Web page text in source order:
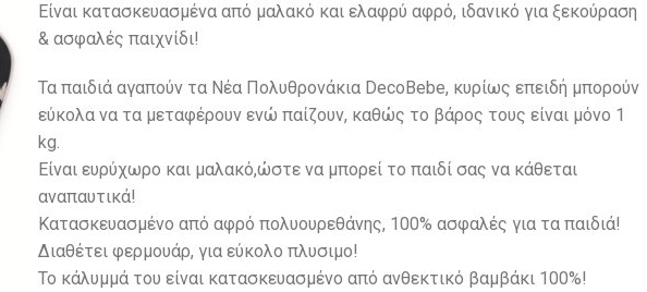
Είναι κατασκευασμένα από μαλακό και ελαφρύ αφρό, ιδανικό για ξεκούραση
& ασφαλές παιχνίδι!
Τα παιδιά αγαπούν τα Νέα Πολυθρονάκια DecoBebe, κυρίως επειδή μπορούν
εύκολα να τα μεταφέρουν ενώ παίζουν, καθώς το βάρος τους είναι μόνο 1
kg.
Eίναι ευρύχωρο και μαλακό,ώστε να μπορεί το παιδί σας να κάθεται
αναπαυτικά!
Κατασκευασμένο από αφρό πολυουρεθάνης, 100% ασφαλές για τα παιδιά!
Διαθέτει φερμουάρ, για εύκολο πλυσιμο!
Το κάλυμμά του είναι κατασκευασμένο από ανθεκτικό βαμβάκι 100%!